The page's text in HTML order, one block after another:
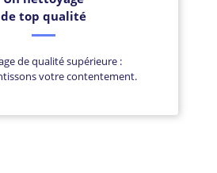
de top qualité
de qualité supérieure :
votre contentement.